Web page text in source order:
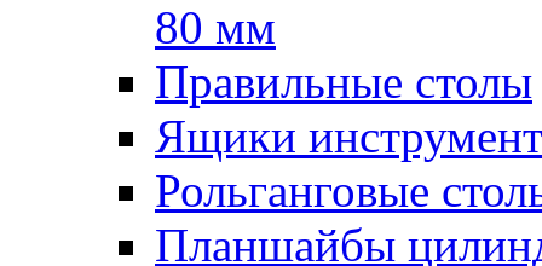
80 мм
Правильные столы
Ящики
Рольганговые
Планшайбы